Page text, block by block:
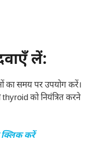
लें:
का समय पर उपयोग करें।
को नियंत्रित करने
क्लिक करें